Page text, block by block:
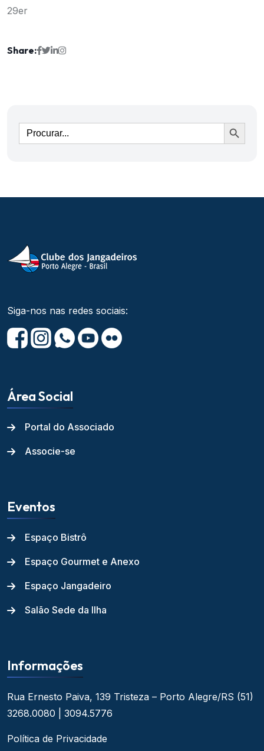
29er
Share:
Ir
Siga-nos nas redes sociais:
Área Social
Portal do Associado
Associe-se
Eventos
Espaço Bistrô
Espaço Gourmet e Anexo
Espaço Jangadeiro
Salão Sede da Ilha
Informações
Rua Ernesto Paiva, 139 Tristeza – Porto Alegre/RS (51)
3268.0080 | 3094.5776
Política de Privacidade